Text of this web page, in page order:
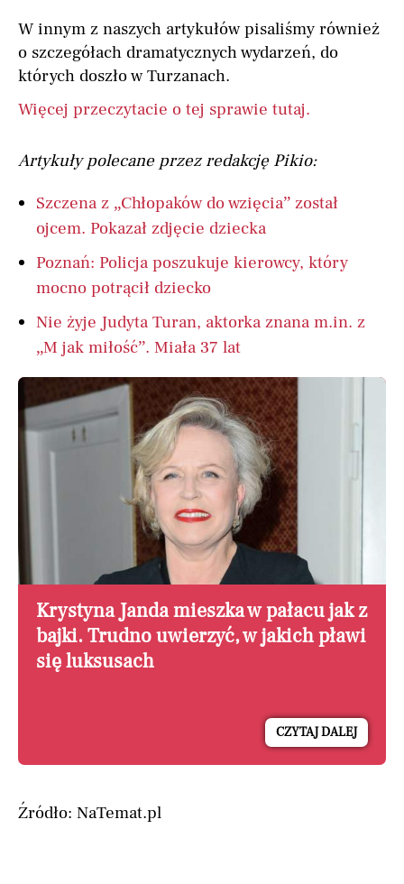
W innym z naszych artykułów pisaliśmy również
o szczegółach dramatycznych wydarzeń, do
których doszło w Turzanach.
Więcej przeczytacie o tej sprawie tutaj.
Artykuły polecane przez redakcję Pikio:
Szczena z „Chłopaków do wzięcia” został
ojcem. Pokazał zdjęcie dziecka
Poznań: Policja poszukuje kierowcy, który
mocno potrącił dziecko
Nie żyje Judyta Turan, aktorka znana m.in. z
„M jak miłość”. Miała 37 lat
Krystyna Janda mieszka w pałacu jak z
bajki. Trudno uwierzyć, w jakich pławi
się luksusach
CZYTAJ DALEJ
Źródło: NaTemat.pl